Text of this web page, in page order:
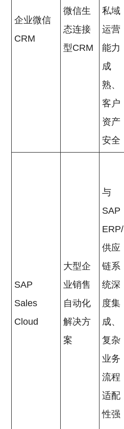
企业微信
CRM
微信生
态连接
型CRM
私域
运营
能力
成
熟、
客户
资产
安全
SAP
Sales
Cloud
大型企
业销售
自动化
解决方
案
与
SAP
ERP/
供应
链系
统深
度集
成、
复杂
业务
流程
适配
性强